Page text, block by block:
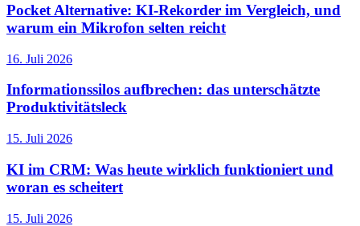
Pocket Alternative: KI-Rekorder im Vergleich, und
warum ein Mikrofon selten reicht
16. Juli 2026
Informationssilos aufbrechen: das unterschätzte
Produktivitätsleck
15. Juli 2026
KI im CRM: Was heute wirklich funktioniert und
woran es scheitert
15. Juli 2026